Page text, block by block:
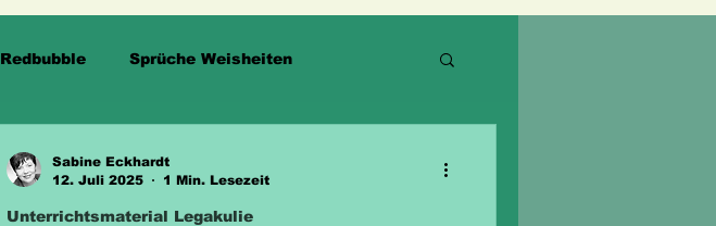
Redbubble Sprüche Weisheiten
Unterrichtsmaterial Legakulie
Sabine Eckhardt
12. Juli 2025
1 Min. Lesezeit